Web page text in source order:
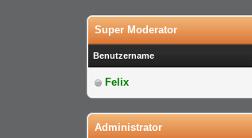
Super Moderator
Benutzername
Felix
Administrator